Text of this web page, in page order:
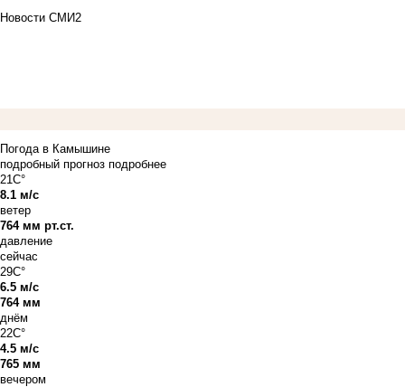
Новости СМИ2
Погода в Камышине
подробный прогноз подробнее
21C°
8.1 м/с
ветер
764 мм рт.ст.
давление
сейчас
29C°
6.5 м/с
764 мм
днём
22C°
4.5 м/с
765 мм
вечером